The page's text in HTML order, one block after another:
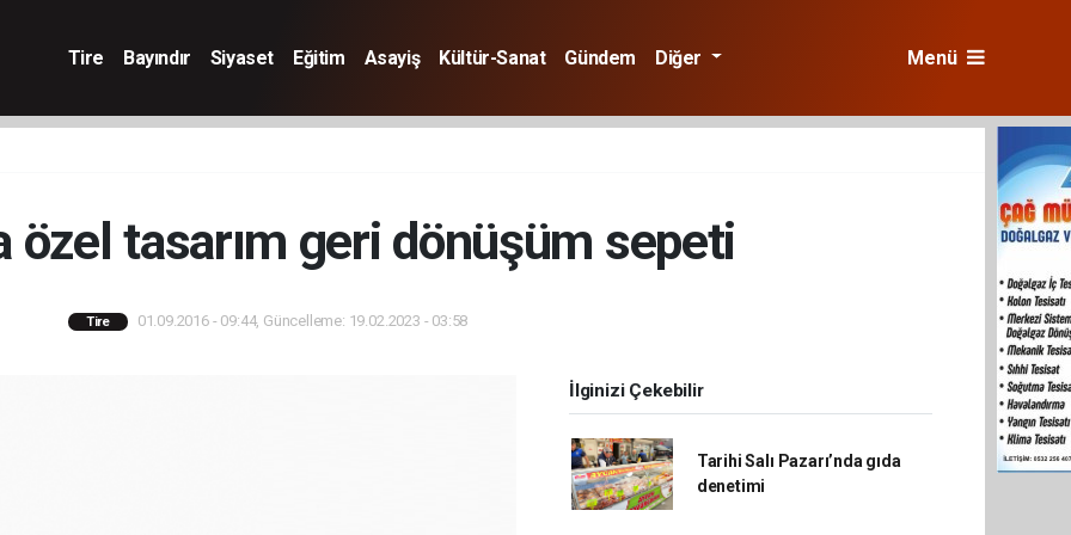
Tire Bayındır Siyaset Eğitim Asayiş Kültür-Sanat Gündem Diğer Menü
özel tasarım geri dönüşüm sepeti
Tire 01.09.2016 - 09:44, Güncelleme: 19.02.2023 - 03:58
İlginizi Çekebilir
Tarihi Salı Pazarı’nda gıda
denetimi